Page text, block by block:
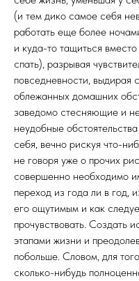
(и тем дико самое себя
работать еще более
и куда-то тащиться
спать), разрывая
повседневности, выдирая
облежанных домашних
заведомо стесняющие и
неудобные
себя, вечно рискуя что-
не говоря уже о прочих
совершенно необходимо
переход из года ли в год,
его ощутимым и как
прочувствовать. Создать
этапами жизни и
побольше. Словом, для
сколько-нибудь